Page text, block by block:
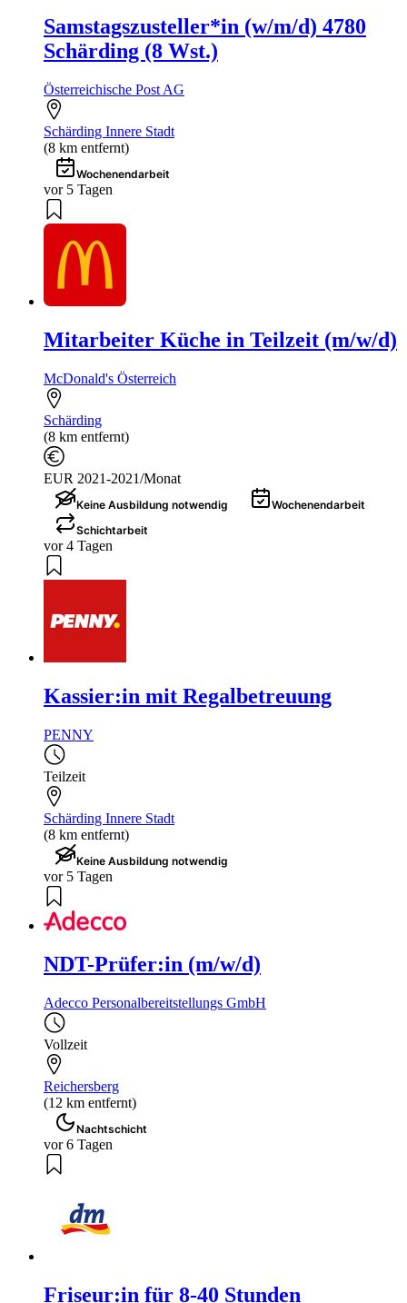
Samstagszusteller*in (w/m/d) 4780
Schärding (8 Wst.)
Österreichische Post AG
Schärding Innere Stadt
(8 km entfernt)
Wochenendarbeit
vor 5 Tagen
Mitarbeiter Küche in Teilzeit (m/w/d)
McDonald's Österreich
Schärding
(8 km entfernt)
EUR 2021-2021/Monat
Keine Ausbildung notwendig
Wochenendarbeit
Schichtarbeit
vor 4 Tagen
Kassier:in mit Regalbetreuung
PENNY
Teilzeit
Schärding Innere Stadt
(8 km entfernt)
Keine Ausbildung notwendig
vor 5 Tagen
NDT-Prüfer:in (m/w/d)
Adecco Personalbereitstellungs GmbH
Vollzeit
Reichersberg
(12 km entfernt)
Nachtschicht
vor 6 Tagen
Friseur:in für 8-40 Stunden